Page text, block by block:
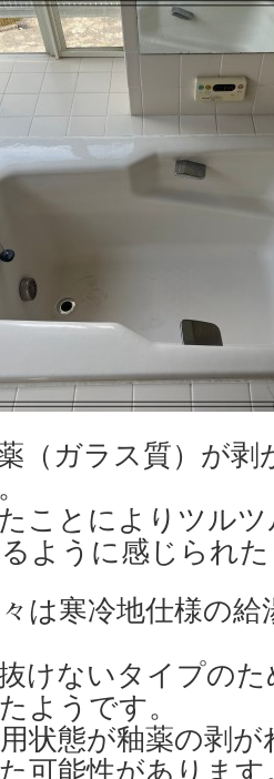
（ガラス質）が剥
ことによりツル
ように感じられ
は寒冷地仕様の
けないタイプの
ようです。
状態が釉薬の剥
可能性があります